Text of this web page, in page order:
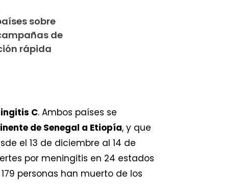
sobre
de
rápida
C. Ambos países se
de Senegal a Etiopía, y que
el 13 de diciembre al 14 de
por meningitis en 24 estados
personas han muerto de los